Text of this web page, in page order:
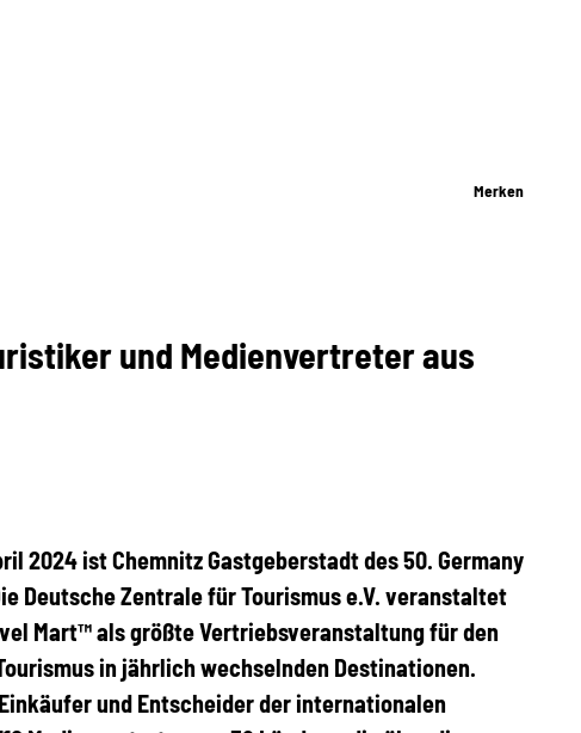
Merken
und Medienvertreter aus
2024 ist Chemnitz Gastgeberstadt des 50. Germany
Deutsche Zentrale für Tourismus e.V. veranstaltet
Mart™ als größte Vertriebsveranstaltung für den
in jährlich wechselnden Destinationen.
und Entscheider der internationalen